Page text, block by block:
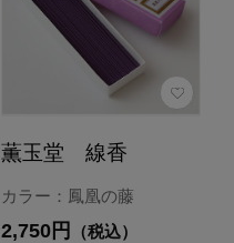
薫玉堂 線香
カラー：鳳凰の藤
2,750円 （税込）